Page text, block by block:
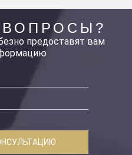
предоставят вам